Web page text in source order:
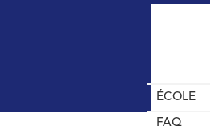
ÉCOLE
FAQ